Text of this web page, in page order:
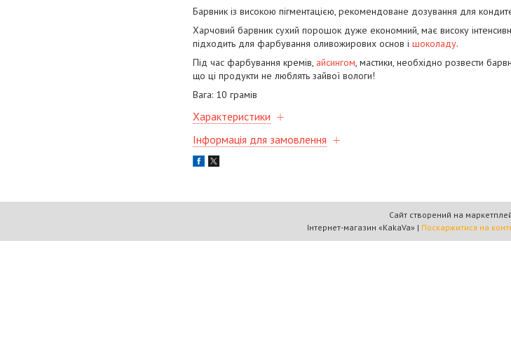
Барвник із високою пігментацією, рекомендоване дозування для
Харчовий барвник сухий порошок дуже економний, має високу
підходить для фарбування оливожирових основ і шоколаду.
Під час фарбування кремів, айсингом, мастики, необхідно розвести
що ці продукти не люблять зайвої вологи!
Вага: 10 грамів
Характеристики
Інформація для замовлення
Сайт створений на
Інтернет-магазин «KakaVa» | Поскаржитися на